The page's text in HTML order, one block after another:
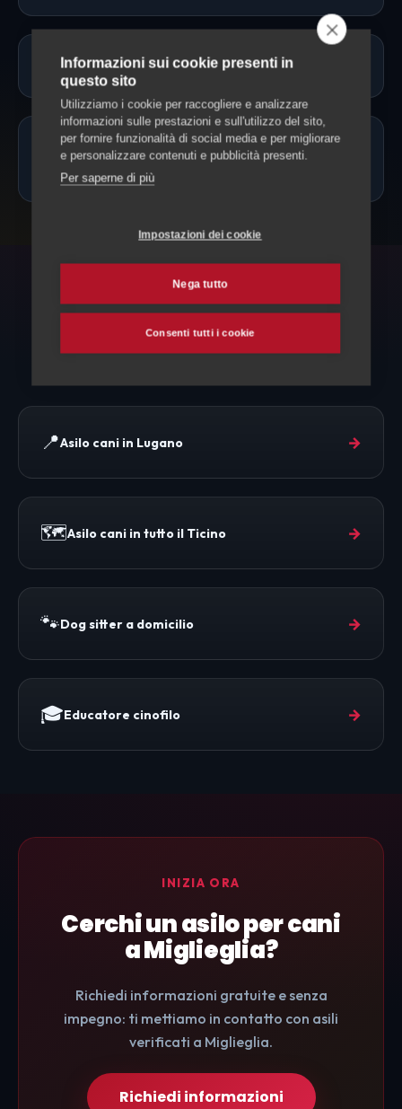
Servono vaccinazioni o documenti?
Posso portare il cane solo mezza
giornata?
Altri servizi per il tuo cane
📍Asilo cani in Lugano →
🗺️Asilo cani in tutto il Ticino →
🐾Dog sitter a domicilio →
🎓Educatore cinofilo →
INIZIA ORA
Cerchi un asilo per cani
a Miglieglia?
Richiedi informazioni gratuite e senza
impegno: ti mettiamo in contatto con asili
verificati a Miglieglia.
Richiedi informazioni
Informazioni sui cookie presenti in
questo sito
Utilizziamo i cookie per raccogliere e analizzare
informazioni sulle prestazioni e sull'utilizzo del sito,
per fornire funzionalità di social media e per migliorare
e personalizzare contenuti e pubblicità presenti.
Per saperne di più
Impostazioni dei cookie
Nega tutto
Consenti tutti i cookie